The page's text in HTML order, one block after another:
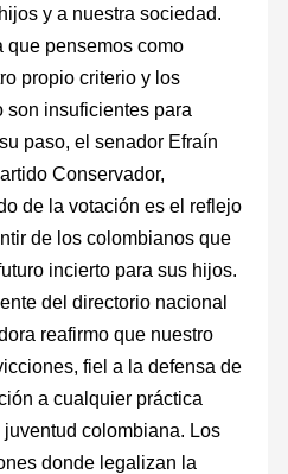
y a nuestra sociedad.
que pensemos como
propio criterio y los
son insuficientes para
paso, el senador Efraín
Conservador,
de la votación es el reflejo
de los colombianos que
incierto para sus hijos.
del directorio nacional
reafirmo que nuestro
fiel a la defensa de
a cualquier práctica
colombiana. Los
donde legalizan la